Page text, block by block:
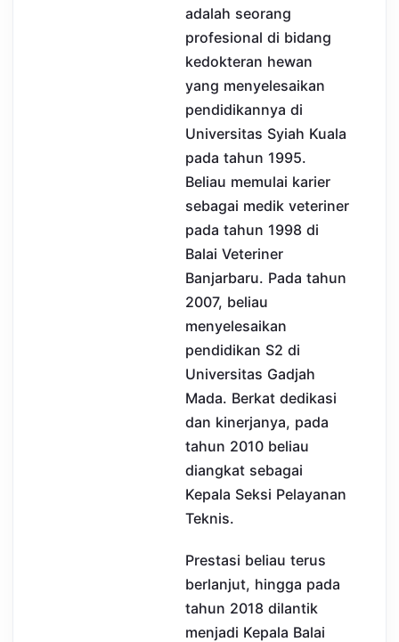
adalah seorang
profesional di bidang
kedokteran hewan
yang menyelesaikan
pendidikannya di
Universitas Syiah Kuala
pada tahun 1995.
Beliau memulai karier
sebagai medik veteriner
pada tahun 1998 di
Balai Veteriner
Banjarbaru. Pada tahun
2007, beliau
menyelesaikan
pendidikan S2 di
Universitas Gadjah
Mada. Berkat dedikasi
dan kinerjanya, pada
tahun 2010 beliau
diangkat sebagai
Kepala Seksi Pelayanan
Teknis.
Prestasi beliau terus
berlanjut, hingga pada
tahun 2018 dilantik
menjadi Kepala Balai